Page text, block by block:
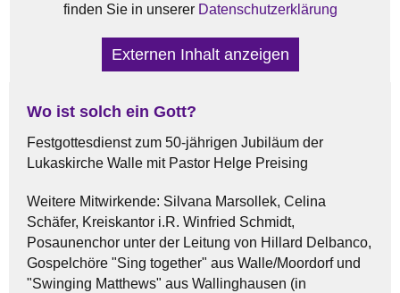
finden Sie in unserer Datenschutzerklärung
Externen Inhalt anzeigen
Wo ist solch ein Gott?
Festgottesdienst zum 50-jährigen Jubiläum der
Lukaskirche Walle mit Pastor Helge Preising
Weitere Mitwirkende: Silvana Marsollek, Celina
Schäfer, Kreiskantor i.R. Winfried Schmidt,
Posaunenchor unter der Leitung von Hillard Delbanco,
Gospelchöre "Sing together" aus Walle/Moordorf und
"Swinging Matthews" aus Wallinghausen (in